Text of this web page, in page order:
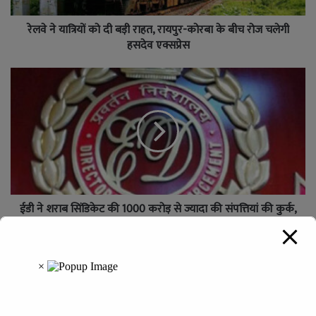
रेलवे ने यात्रियों को दी बड़ी राहत, रायपुर-कोरबा के बीच रोज चलेगी
हसदेव एक्सप्रेस
ईडी ने शराब सिंडिकेट की 1000 करोड़ से ज्यादा की संपत्तियां की कुर्क,
Leave a Reply